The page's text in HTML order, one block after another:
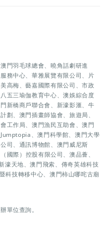
門羽毛球總會、曉角話劇研進
務中心、華雅展覽有限公司、片
高梅、藝嘉國際有限公司、市政
五三瑜伽教育中心、澳娛綜合度
新橋商戶聯合會、新濠影滙、牛
劃、澳門插畫師協會、旅遊局、
工作局、澳門漁民互助會、澳門
、澳門科學館、澳門大學
司、通訊博物館、澳門威尼斯
國際）控股有限公司、澳品薈、
濠天地、澳門飛索、傳奇英雄科技
科技轉移中心、澳門柿山哪咤古廟
單位查詢。